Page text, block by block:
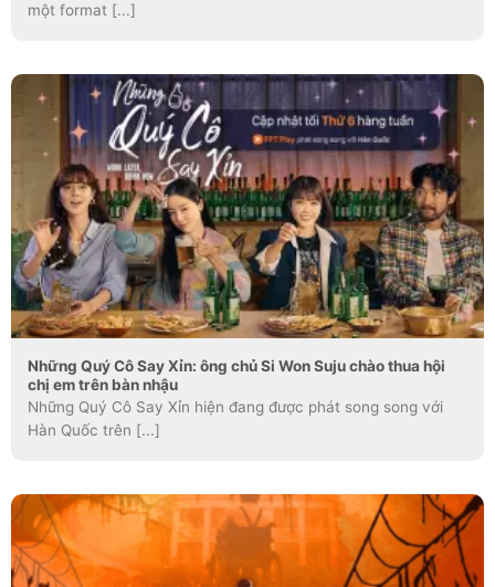
một format [...]
Những Quý Cô Say Xỉn: ông chủ Si Won Suju chào thua hội
chị em trên bàn nhậu
Những Quý Cô Say Xỉn hiện đang được phát song song với
Hàn Quốc trên [...]